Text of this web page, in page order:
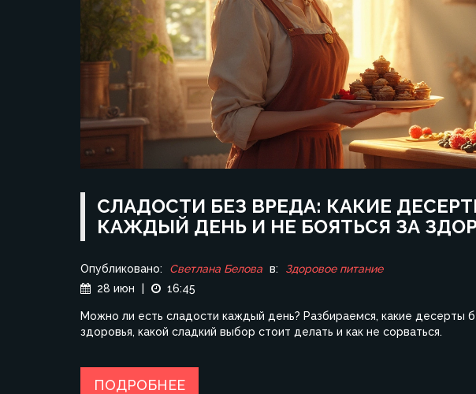
СЛАДОСТИ БЕЗ ВРЕДА: КАКИЕ
КАЖДЫЙ ДЕНЬ И НЕ БОЯТЬСЯ ЗА
Опубликовано: Светлана Белова в:
Здоровое питание
28 июн
16:45
Можно ли есть сладости каждый день? Разбираемся, какие десерты
здоровья, какой сладкий выбор стоит делать и как не сорваться.
ПОДРОБНЕЕ